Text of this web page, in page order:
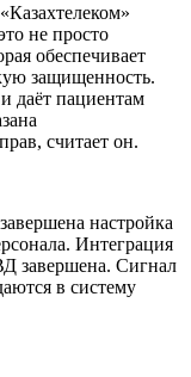
не просто
обеспечивает
защищенность.
даёт пациентам
считает он.
настройка
Интеграция
завершена. Сигнал
в систему